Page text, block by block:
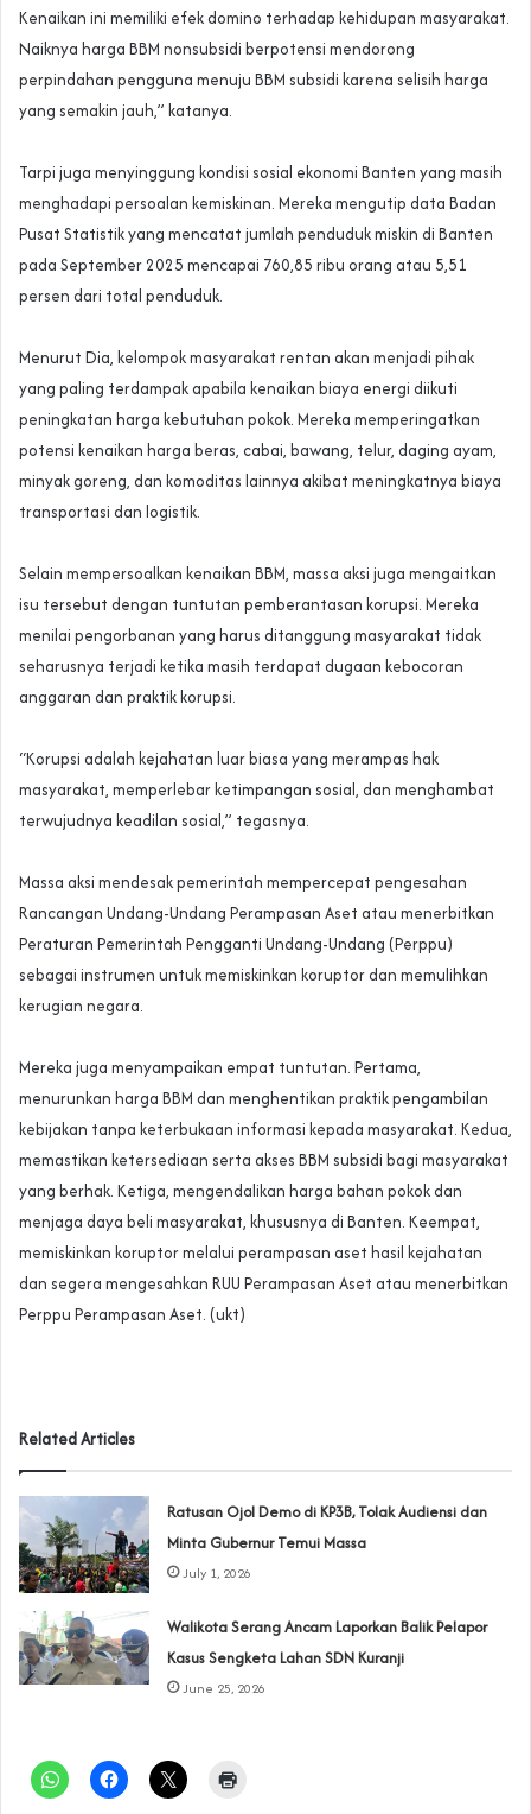
Kenaikan ini memiliki efek domino terhadap kehidupan masyarakat.
Naiknya harga BBM nonsubsidi berpotensi mendorong
perpindahan pengguna menuju BBM subsidi karena selisih harga
yang semakin jauh,” katanya.
‎Tarpi juga menyinggung kondisi sosial ekonomi Banten yang masih
menghadapi persoalan kemiskinan. Mereka mengutip data Badan
Pusat Statistik yang mencatat jumlah penduduk miskin di Banten
pada September 2025 mencapai 760,85 ribu orang atau 5,51
persen dari total penduduk.
‎Menurut Dia, kelompok masyarakat rentan akan menjadi pihak
yang paling terdampak apabila kenaikan biaya energi diikuti
peningkatan harga kebutuhan pokok. Mereka memperingatkan
potensi kenaikan harga beras, cabai, bawang, telur, daging ayam,
minyak goreng, dan komoditas lainnya akibat meningkatnya biaya
transportasi dan logistik.
‎Selain mempersoalkan kenaikan BBM, massa aksi juga mengaitkan
isu tersebut dengan tuntutan pemberantasan korupsi. Mereka
menilai pengorbanan yang harus ditanggung masyarakat tidak
seharusnya terjadi ketika masih terdapat dugaan kebocoran
anggaran dan praktik korupsi.
‎“Korupsi adalah kejahatan luar biasa yang merampas hak
masyarakat, memperlebar ketimpangan sosial, dan menghambat
terwujudnya keadilan sosial,” tegasnya.
‎Massa aksi mendesak pemerintah mempercepat pengesahan
Rancangan Undang-Undang Perampasan Aset atau menerbitkan
Peraturan Pemerintah Pengganti Undang-Undang (Perppu)
sebagai instrumen untuk memiskinkan koruptor dan memulihkan
kerugian negara.
‎Mereka juga menyampaikan empat tuntutan. Pertama,
menurunkan harga BBM dan menghentikan praktik pengambilan
kebijakan tanpa keterbukaan informasi kepada masyarakat. Kedua,
memastikan ketersediaan serta akses BBM subsidi bagi masyarakat
yang berhak. Ketiga, mengendalikan harga bahan pokok dan
menjaga daya beli masyarakat, khususnya di Banten. Keempat,
memiskinkan koruptor melalui perampasan aset hasil kejahatan
dan segera mengesahkan RUU Perampasan Aset atau menerbitkan
Perppu Perampasan Aset. (ukt)
Related Articles
‎Ratusan Ojol Demo di KP3B, Tolak Audiensi dan
Minta Gubernur Temui Massa
July 1, 2026
Walikota Serang Ancam Laporkan Balik Pelapor
Kasus Sengketa Lahan SDN Kuranji‎
June 25, 2026